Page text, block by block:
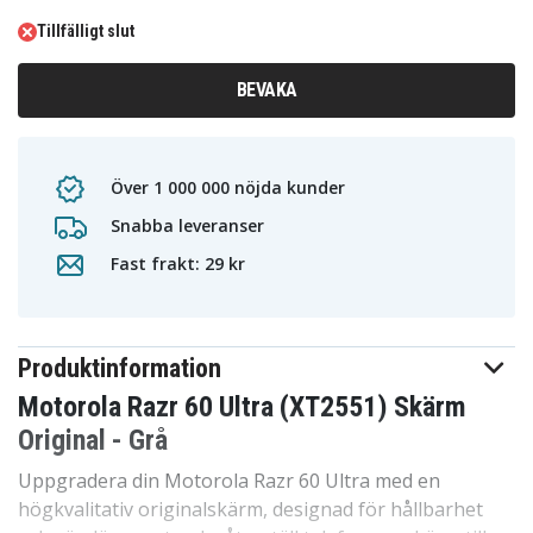
Tillfälligt slut
BEVAKA
Över 1 000 000 nöjda kunder
Snabba leveranser
Fast frakt: 29 kr
Produktinformation
Motorola Razr 60 Ultra (XT2551) Skärm
Original - Grå
Uppgradera din Motorola Razr 60 Ultra med en
högkvalitativ originalskärm, designad för hållbarhet